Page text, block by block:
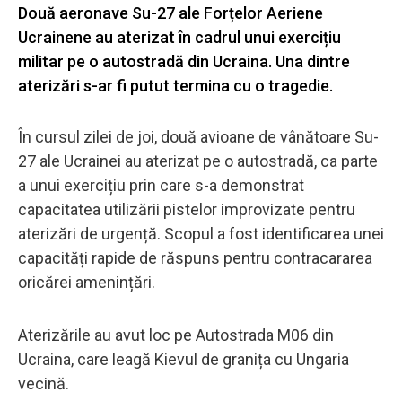
Două aeronave Su-27 ale Forțelor Aeriene
Ucrainene au aterizat în cadrul unui exercițiu
militar pe o autostradă din Ucraina. Una dintre
aterizări s-ar fi putut termina cu o tragedie.
În cursul zilei de joi, două avioane de vânătoare Su-
27 ale Ucrainei au aterizat pe o autostradă, ca parte
a unui exercițiu prin care s-a demonstrat
capacitatea utilizării pistelor improvizate pentru
aterizări de urgență. Scopul a fost identificarea unei
capacități rapide de răspuns pentru contracararea
oricărei amenințări.
Aterizările au avut loc pe Autostrada M06 din
Ucraina, care leagă Kievul de granița cu Ungaria
vecină.